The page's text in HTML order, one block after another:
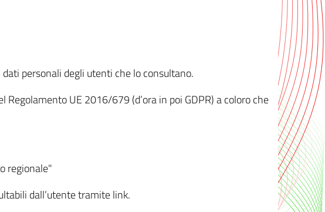
personali degli utenti che lo consultano.
UE 2016/679 (d’ora in poi GDPR) a coloro che
regionale"
dall’utente tramite link.